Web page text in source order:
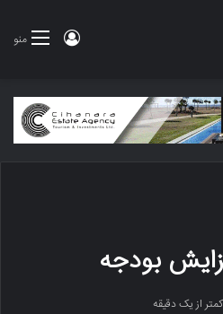
منو ورود
بودجه
کمتر از یک دقیقه